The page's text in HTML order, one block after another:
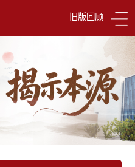
旧版回顾